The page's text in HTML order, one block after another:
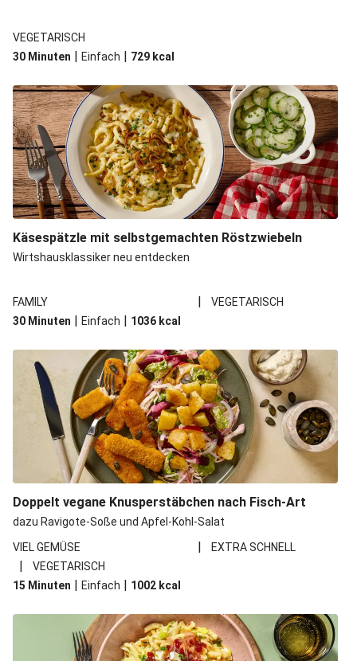
VEGETARISCH
30 Minuten | Einfach | 729 kcal
Käsespätzle mit selbstgemachten Röstzwiebeln
Wirtshausklassiker neu entdecken
FAMILY |
VEGETARISCH
30 Minuten | Einfach | 1036 kcal
Doppelt vegane Knusperstäbchen nach Fisch-Art
dazu Ravigote-Soße und Apfel-Kohl-Salat
VIEL GEMÜSE
| EXTRA SCHNELL
|
VEGETARISCH
15 Minuten | Einfach | 1002 kcal